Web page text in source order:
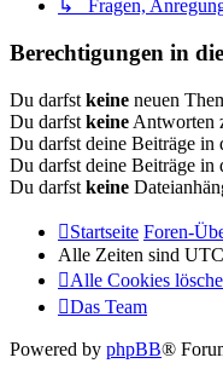
↳ Fragen,
Berechtigungen in
Du darfst keine neuen
Du darfst keine Antworten
Du darfst deine Beiträge in
Du darfst deine Beiträge in
Du darfst keine
Startseite Foren-
Alle Zeiten sind
Alle Cookies
Das Team
Powered by phpBB®